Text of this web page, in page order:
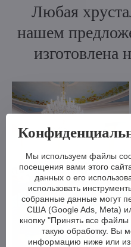
Любая
нашем
изготовлена
Мы используем файлы
посещения вами этого
данных о его
использовать
собранные данные могут
США (Google Ads, Meta)
кнопку "Принять все
такую обработку. Вы
информацию ниже или